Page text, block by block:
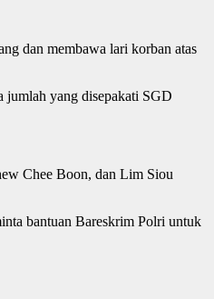
dan membawa lari korban atas
jumlah yang disepakati SGD
Chee Boon, dan Lim Siou
bantuan Bareskrim Polri untuk